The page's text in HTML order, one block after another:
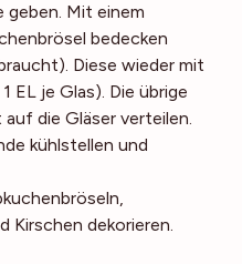
geben. Mit einem
bedecken
Diese wieder mit
EL je Glas). Die übrige
die Gläser verteilen.
kühlstellen und
Kirschen dekorieren.